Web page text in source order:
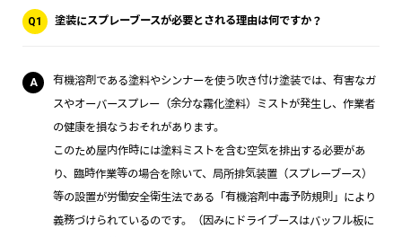
Q1 塗装にスプレーブースが必要とされる理由は何ですか？
A
有機溶剤である塗料やシンナーを使う吹き付け塗装では、有害なガ
スやオーバースプレー（余分な霧化塗料）ミストが発生し、作業者
の健康を損なうおそれがあります。
このため屋内作時には塗料ミストを含む空気を排出する必要があ
り、臨時作業等の場合を除いて、局所排気装置（スプレーブース）
等の設置が労働安全衛生法である「有機溶剤中毒予防規則」により
義務づけられているのです。（因みにドライブースはバッフル板に